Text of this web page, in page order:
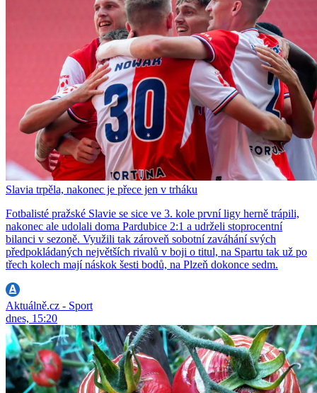
Slavia trpěla, nakonec je přece jen v trháku
Fotbalisté pražské Slavie se sice ve 3. kole první ligy herně trápili,
nakonec ale udolali doma Pardubice 2:1 a udrželi stoprocentní
bilanci v sezoně. Využili tak zároveň sobotní zaváhání svých
předpokládaných největších rivalů v boji o titul, na Spartu tak už po
třech kolech mají náskok šesti bodů, na Plzeň dokonce sedm.
Aktuálně.cz - Sport
dnes, 15:20